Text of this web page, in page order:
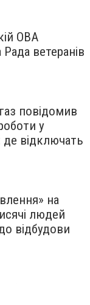
ОВА
ветеранів
повідомив
у
де відключать
на
людей
відбудови